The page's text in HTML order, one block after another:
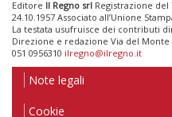
Editore Il Regno srl Registrazione del
24.10.1957 Associato all’Unione
La testata usufruisce dei contributi
Direzione e redazione Via del Monte
051 0956310 ilregno@ilregno.it
Note legali
Cookie